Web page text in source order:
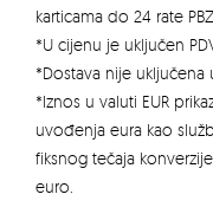
karticama do 24 rate
*U cijenu je uključen
*Dostava nije uključena
*Iznos u valuti EUR
uvođenja eura kao
fiksnog tečaja
euro.